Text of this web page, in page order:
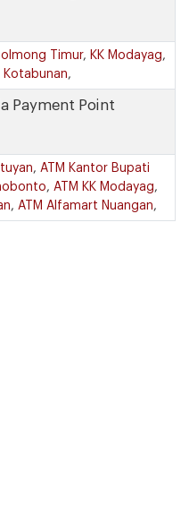
Timur, KK Modayag,
Kotabunan,
Payment Point
, ATM Kantor Bupati
, ATM KK Modayag,
, ATM Alfamart Nuangan,